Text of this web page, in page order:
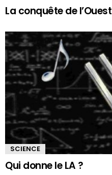
La conquête de l’Ouest
SCIENCE
Qui donne le LA ?